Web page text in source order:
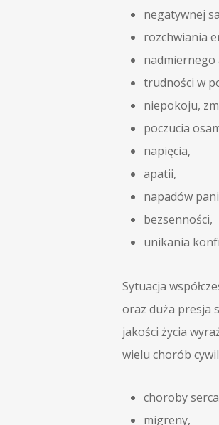
negatywnej
rozchwiania
trudności w
niepokoju,
poczucia
napięcia,
apatii,
napadów
bezsenności,
unikania
Sytuacja
oraz duża presja
jakości życia
wielu chorób
choroby
migreny,